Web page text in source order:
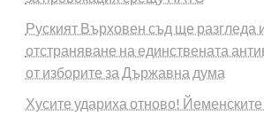
Руският Върховен съд ще разгледа
отстраняване на единствената
от изборите за Държавна дума
Хусите удариха отново!